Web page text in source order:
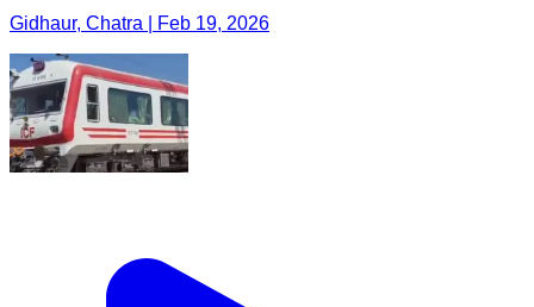
Gidhaur, Chatra | Feb 19, 2026